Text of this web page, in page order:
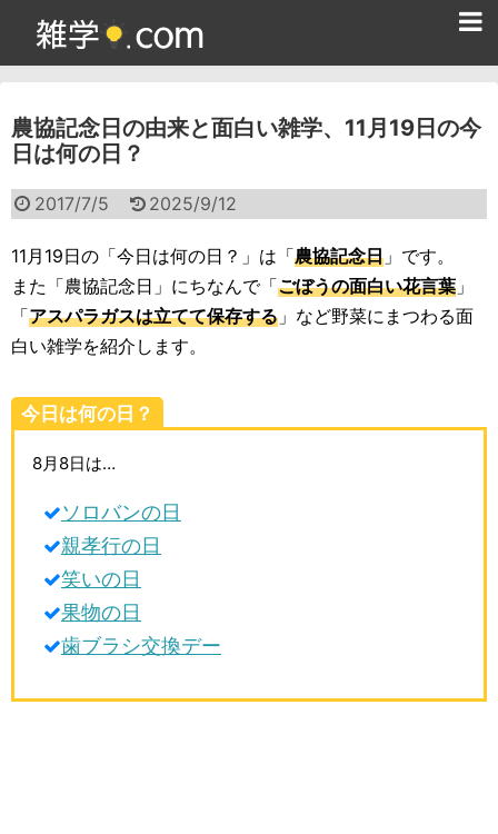
農協記念日の由来と面白い雑学、11月19日の今
日は何の日？
2017/7/5 2025/9/12
11月19日の「今日は何の日？」は「農協記念日 」です。
また「農協記念日」にちなんで「ごぼうの面白い花言葉 」
「アスパラガスは立てて保存する 」など野菜にまつわる面
白い雑学を紹介します。
今日は何の日？
8月8日は…
ソロバンの日
親孝行の日
笑いの日
果物の日
歯ブラシ交換デー
雑学クイズ問題集
面白い雑学
ためになる雑学
スポーツ雑学
動物雑学
歴史雑学
生活雑学
サイト情報